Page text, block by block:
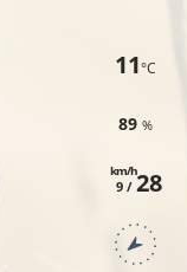
11°C
89%
9 /
km/h28